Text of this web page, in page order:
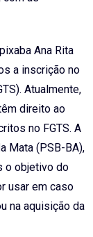
Ana Rita
a inscrição no
Atualmente,
direito ao
no FGTS. A
Mata (PSB-BA),
o objetivo do
usar em caso
na aquisição da